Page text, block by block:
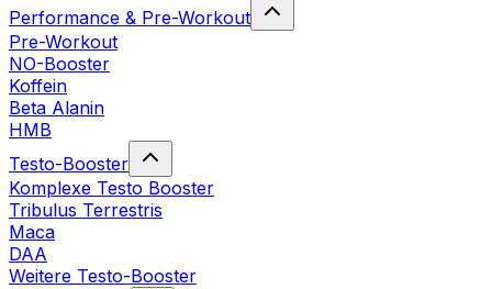
Performance & Pre-Workout
Pre-Workout
NO-Booster
Koffein
Beta Alanin
HMB
Testo-Booster
Komplexe Testo Booster
Tribulus Terrestris
Maca
DAA
Weitere Testo-Booster